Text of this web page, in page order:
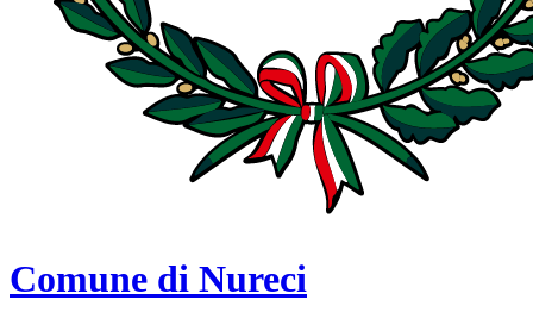
Comune di Nureci